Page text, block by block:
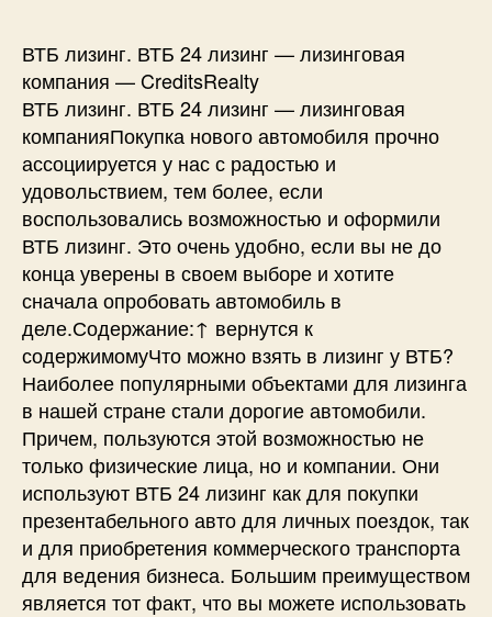
ВТБ лизинг. ВТБ 24 лизинг — лизинговая
компания — CreditsRealty
ВТБ лизинг. ВТБ 24 лизинг — лизинговая
компанияПокупка нового автомобиля прочно
ассоциируется у нас с радостью и
удовольствием, тем более, если
воспользовались возможностью и оформили
ВТБ лизинг. Это очень удобно, если вы не до
конца уверены в своем выборе и хотите
сначала опробовать автомобиль в
деле.Содержание:↑ вернутся к
содержимомуЧто можно взять в лизинг у ВТБ?
Наиболее популярными объектами для лизинга
в нашей стране стали дорогие автомобили.
Причем, пользуются этой возможностью не
только физические лица, но и компании. Они
используют ВТБ 24 лизинг как для покупки
презентабельного авто для личных поездок, так
и для приобретения коммерческого транспорта
для ведения бизнеса. Большим преимуществом
является тот факт, что вы можете использовать